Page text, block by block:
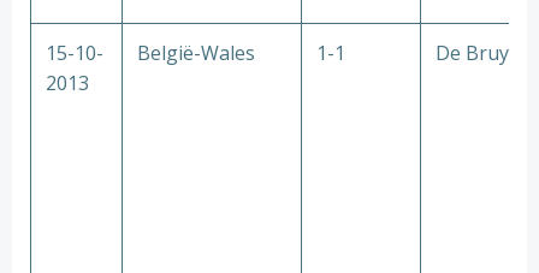
15-10-
2013
België-Wales 1-1 De Bruyne